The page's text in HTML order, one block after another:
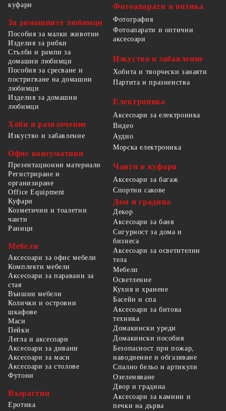
куфари
За домашните любимци
Пособия за малки животни
Изделия за рибки
Стълби и рампи за
домашни любимци
Пособия за сресване и
постригване на домашни
любимци
Изделия за домашни
любимци
Хоби и развлечение
Изкуство и забавление
Офис консумативи
Презентационни материали
Регистриране и
организиране
Office Equipment
Фотоапарати и оптика
Фотография
Фотоапарати и оптични
аксесоари
Изкуство и забавление
Хобита и творчески занаяти
Партита и празненства
Електроника
Аксесоари за електроника
Видео
Аудио
Морска електроника
Чанти и куфари
Аксесоари за багаж
Спортни сакове
Куфари
Козметични и тоалетни
чанти
Раници
Мебели
Аксесоари за офис мебели
Комплекти мебели
Аксесоари за паравани за
стая
Външни мебели
Колички и островни
шкафове
Маси
Пейки
Легла и аксесоари
Аксесоари за дивани
Аксесоари за маси
Аксесоари за столове
Футони
Възрастни
Еротика
Дом и градина
Декор
Аксесоари за баня
Сигурност за дома и
бизнеса
Аксесоари за осветителни
тела
Мебели
Осветление
Кухня и хранене
Басейн и спа
Аксесоари за битова
техника
Домакински уреди
Домакински пособия
Безопасност при пожар,
наводнение и обгазяване
Спално бельо и артикули
Озеленяване
Двор и градина
Аксесоари за камини и
печки на дърва